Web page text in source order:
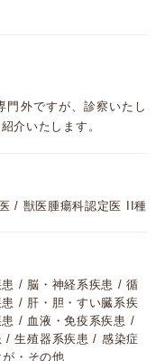
外ですが、診察いたし
介いたします。
/ 獣医腫瘍科認定医 II種
/ 脳・神経系疾患 / 循
/ 肝・胆・すい臓系疾
/ 血液・免疫系疾患 /
/ 生殖器系疾患 / 感染症
・その他